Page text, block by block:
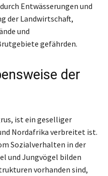
Entwässerungen und
der Landwirtschaft,
und
gefährden.
der
ist ein geselliger
Nordafrika verbreitet ist.
Sozialverhalten in der
und Jungvögel bilden
vorhanden sind,